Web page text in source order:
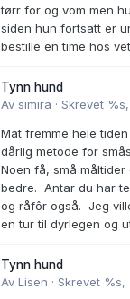
tørr for og vom men
siden hun fortsatt er
bestille en time hos
Tynn hund
Av simira · Skrevet
Mat fremme hele
dårlig metode for
Noen få, små måltider
bedre. Antar du har
og råfôr også. Jeg
en tur til dyrlegen og
Tynn hund
Av Lisen · Skrevet %s,